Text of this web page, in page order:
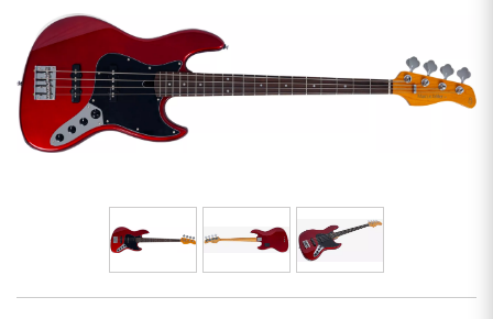
Synths & samplers
Studio
Mikros